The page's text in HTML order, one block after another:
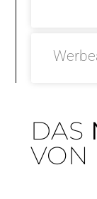
DAS
VON